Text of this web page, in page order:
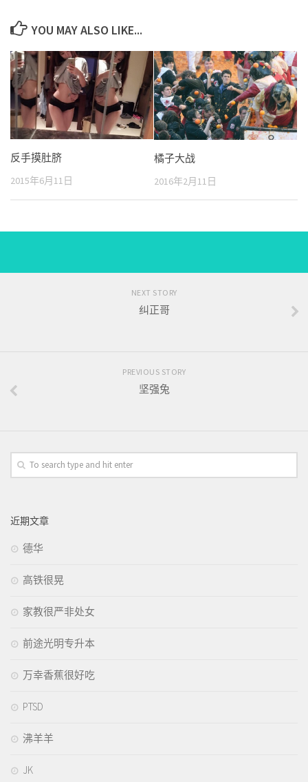
YOU MAY ALSO LIKE...
反手摸肚脐
2015年6月11日
橘子大战
2016年2月11日
NEXT STORY
纠正哥
PREVIOUS STORY
坚强兔
近期文章
德华
高铁很晃
家教很严非处女
前途光明专升本
万幸香蕉很好吃
PTSD
沸羊羊
JK